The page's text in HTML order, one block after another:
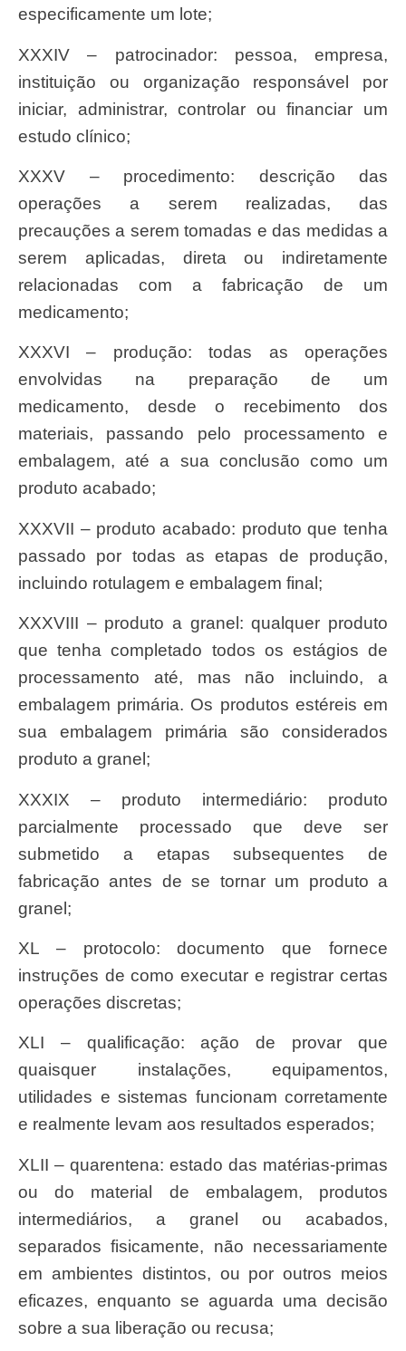
especificamente um lote;
XXXIV – patrocinador: pessoa, empresa,
instituição ou organização responsável por
iniciar, administrar, controlar ou financiar um
estudo clínico;
XXXV – procedimento: descrição das
operações a serem realizadas, das
precauções a serem tomadas e das medidas a
serem aplicadas, direta ou indiretamente
relacionadas com a fabricação de um
medicamento;
XXXVI – produção: todas as operações
envolvidas na preparação de um
medicamento, desde o recebimento dos
materiais, passando pelo processamento e
embalagem, até a sua conclusão como um
produto acabado;
XXXVII – produto acabado: produto que tenha
passado por todas as etapas de produção,
incluindo rotulagem e embalagem final;
XXXVIII – produto a granel: qualquer produto
que tenha completado todos os estágios de
processamento até, mas não incluindo, a
embalagem primária. Os produtos estéreis em
sua embalagem primária são considerados
produto a granel;
XXXIX – produto intermediário: produto
parcialmente processado que deve ser
submetido a etapas subsequentes de
fabricação antes de se tornar um produto a
granel;
XL – protocolo: documento que fornece
instruções de como executar e registrar certas
operações discretas;
XLI – qualificação: ação de provar que
quaisquer instalações, equipamentos,
utilidades e sistemas funcionam corretamente
e realmente levam aos resultados esperados;
XLII – quarentena: estado das matérias-primas
ou do material de embalagem, produtos
intermediários, a granel ou acabados,
separados fisicamente, não necessariamente
em ambientes distintos, ou por outros meios
eficazes, enquanto se aguarda uma decisão
sobre a sua liberação ou recusa;